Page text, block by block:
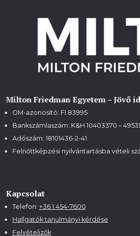
Milton Friedman Egyetem – Jövő
OM-azonosító: FI 83995
Bankszámlaszám: K&H 10403370 –
Adószám: 18101436-2-41
Felnőttképzési nyilvántartásba vételi
Kapcsolat
Telefon: +36 1 454-7600
Hallgatók tanulmányi kérdése
Felvételizők